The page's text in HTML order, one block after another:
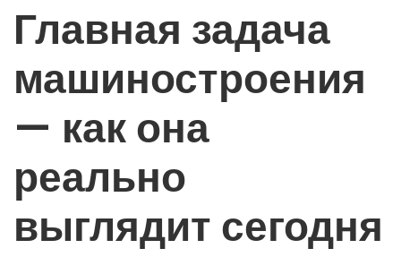
Главная задача
машиностроения
— как она
реально
выглядит сегодня